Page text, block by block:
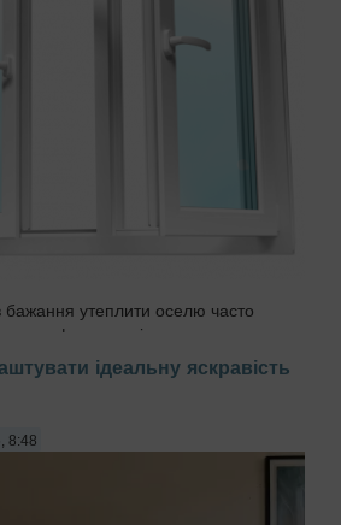
бажання утеплити оселю часто
ефекту — під пластиковими
розвиватися чорна пліснява
стає порушення
шва та виникнення «містків
ідеальну яскравість
8:48